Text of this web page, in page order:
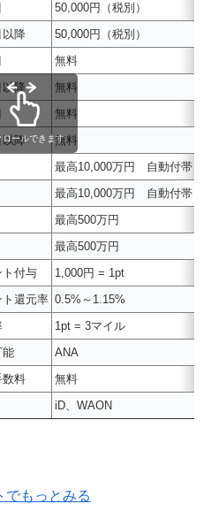
50,000円（税別）
以降
50,000円（税別）
無料
以降
無料
無料
以降
無料
最高10,000万円 自動付帯
最高10,000万円 自動付帯
最高500万円
最高500万円
ト付与
1,000円 = 1pt
ト還元率 0.5%～1.15%
1pt = 3マイル
能
ANA
数料
無料
iD、WAON
ロールできます
でもっとみる